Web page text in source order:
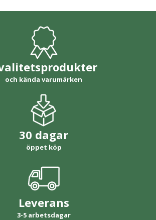
och kända varumärken
30 dagar
öppet köp
Leverans
3-5 arbetsdagar